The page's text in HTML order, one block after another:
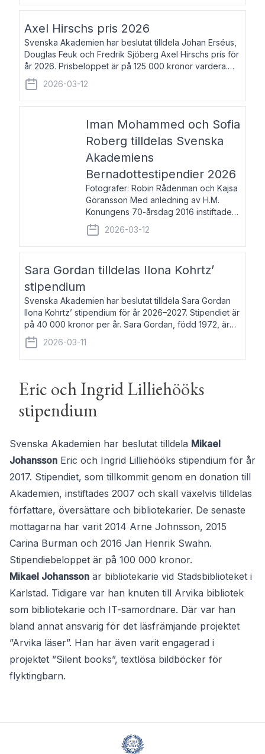
Axel Hirschs pris 2026
Svenska Akademien har beslutat tilldela Johan Erséus,
Douglas Feuk och Fredrik Sjöberg Axel Hirschs pris för
år 2026. Prisbeloppet är på 125 000 kronor vardera.
Johan Erséus, född 1959, är fackboksförfattare och
journalist med mångårigt för
2026-03-12
Iman Mohammed och Sofia
Roberg tilldelas Svenska
Akademiens
Bernadottestipendier 2026
Fotografer: Robin Rådenman och Kajsa
Göransson Med anledning av H.M.
Konungens 70-årsdag 2016 instiftade
fem av de kungliga akademierna det så
kallade Bernadotteprogrammet med
syfte att genom stipendier erbjuda stöd
2026-03-12
Sara Gordan tilldelas Ilona Kohrtz’
stipendium
Svenska Akademien har beslutat tilldela Sara Gordan
Ilona Kohrtz’ stipendium för år 2026–2027. Stipendiet är
på 40 000 kronor per år. Sara Gordan, född 1972, är
författare och översättare. Hon debuterade 2006 med
det prosalyriska verket En
2026-03-11
Eric och Ingrid Lilliehööks
stipendium
Svenska Akademien har beslutat tilldela Mikael
Johansson Eric och Ingrid Lilliehööks stipendium för år
2017. Stipendiet, som tillkommit genom en donation till
Akademien, instiftades 2007 och skall växelvis tilldelas
författare, översättare och bibliotekarier. De senaste
mottagarna har varit 2014 Arne Johnsson, 2015
Carina Burman och 2016 Jan Henrik Swahn.
Stipendiebeloppet är på 100 000 kronor.
Mikael Johansson är bibliotekarie vid Stadsbiblioteket i
Karlstad. Tidigare var han knuten till Arvika bibliotek
som bibliotekarie och IT-samordnare. Där var han
bland annat ansvarig för det läsfrämjande projektet
”Arvika läser”. Han har även varit engagerad i
projektet ”Silent books”, textlösa bildböcker för
flyktingbarn.